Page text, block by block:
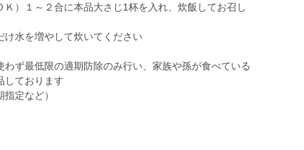
）１～２合に本品大さじ1杯を入れ、炊飯してお召し
水を増やして炊いてください
ず最低限の適期防除のみ行い、家族や孫が食べている
しております
定など）